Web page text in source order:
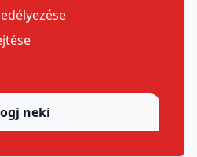
neki